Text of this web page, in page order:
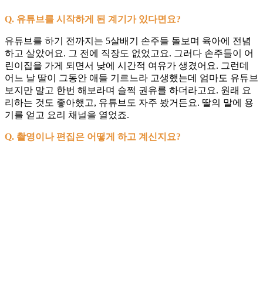
Q. 유튜브를 시작하게 된 계기가 있다면요?
유튜브를 하기 전까지는 5살배기 손주들 돌보며 육아에 전념
하고 살았어요. 그 전에 직장도 없었고요. 그러다 손주들이 어
린이집을 가게 되면서 낮에 시간적 여유가 생겼어요. 그런데
어느 날 딸이 그동안 애들 기르느라 고생했는데 엄마도 유튜브
보지만 말고 한번 해보라며 슬쩍 권유를 하더라고요. 원래 요
리하는 것도 좋아했고, 유튜브도 자주 봤거든요. 딸의 말에 용
기를 얻고 요리 채널을 열었죠.
Q. 촬영이나 편집은 어떻게 하고 계신지요?